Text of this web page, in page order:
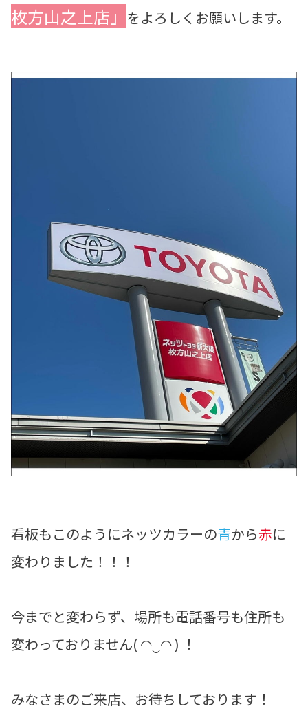
枚方山之上店」 をよろしくお願いします。
看板もこのようにネッツカラーの青から赤に
変わりました！！！
今までと変わらず、場所も電話番号も住所も
変わっておりません( ◠‿◠ ) ！
みなさまのご来店、お待ちしております！